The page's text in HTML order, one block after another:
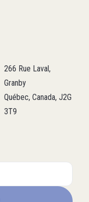
266 Rue Laval,
Granby
Québec, Canada, J2G
3T9